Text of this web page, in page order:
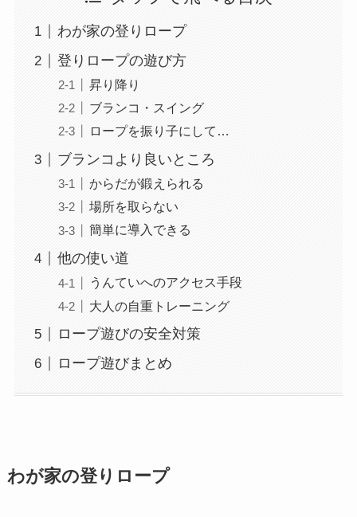
わが家の登りロープ
登りロープの遊び方
昇り降り
ブランコ・スイング
ロープを振り子にして…
ブランコより良いところ
からだが鍛えられる
場所を取らない
簡単に導入できる
他の使い道
うんていへのアクセス手段
大人の自重トレーニング
ロープ遊びの安全対策
ロープ遊びまとめ
わが家の登りロープ